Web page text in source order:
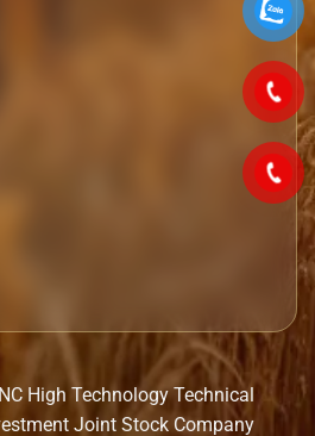
High Technology Technical
Joint Stock Company